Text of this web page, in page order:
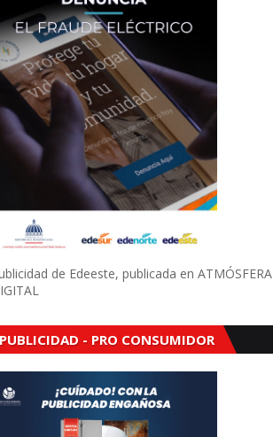
de Edeeste, publicada en ATMÓSFERA
PUBLICIDAD - PRO CONSUMIDOR